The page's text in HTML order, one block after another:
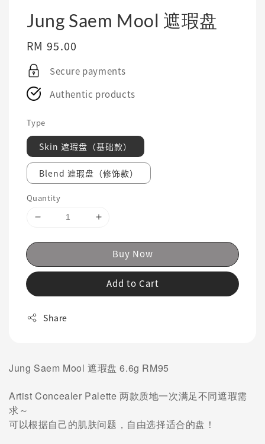
Jung Saem Mool 遮瑕盘
Regular
price
RM 95.00
Secure payments
Authentic products
Type
Skin 遮瑕盘（基础款）
Blend 遮瑕盘（修饰款）
Quantity
Buy Now
Add to Cart
Share
Jung Saem Mool 遮瑕盘 6.6g RM95
Artist Concealer Palette两款质地一次满足不同遮瑕需
求～
可以根据自己的肌肤问题，自由选择适合的盘！